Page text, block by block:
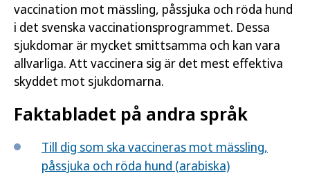
vaccination mot mässling, påssjuka och röda hund
i det svenska vaccinationsprogrammet. Dessa
sjukdomar är mycket smittsamma och kan vara
allvarliga. Att vaccinera sig är det mest effektiva
skyddet mot sjukdomarna.
Faktabladet på andra språk
Till dig som ska vaccineras mot mässling,
påssjuka och röda hund (arabiska)